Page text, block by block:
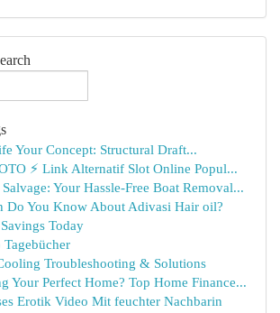
Your Concept: Structural Draft...
⚡ Link Alternatif Slot Online Popul...
Your Hassle-Free Boat Removal...
Do You Know About Adivasi Hair oil?
Today
Troubleshooting & Solutions
Your Perfect Home? Top Home Finance...
Erotik Video Mit feuchter Nachbarin